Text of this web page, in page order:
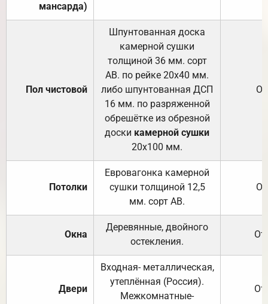
мансарда)
Пол чистовой
Шпунтованная доска
камерной сушки
толщиной 36 мм. сорт
АВ. по рейке 20х40 мм.
либо шпунтованная ДСП
16 мм. по разряженной
обрешётке из обрезной
доски камерной сушки
20х100 мм.
Потолки
Евровагонка камерной
сушки толщиной 12,5
мм. сорт АВ.
Окна
Деревянные, двойного
остекления.
Двери
Входная- металлическая,
утеплённая (Россия).
Межкомнатные-